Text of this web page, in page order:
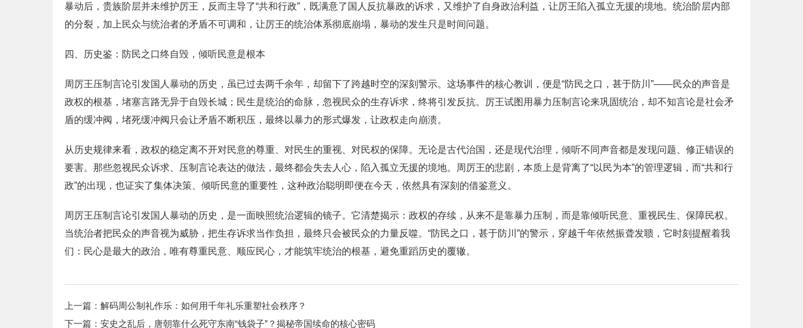
暴动后，贵族阶层并未维护厉王，反而主导了“共和行政”，既满意了国人反抗暴政的诉求，又维护了自身政治利益，让厉王陷入孤立无援的境地。统治阶层内部
的分裂，加上民众与统治者的矛盾不可调和，让厉王的统治体系彻底崩塌，暴动的发生只是时间问题。
四、历史鉴：防民之口终自毁，倾听民意是根本
周厉王压制言论引发国人暴动的历史，虽已过去两千余年，却留下了跨越时空的深刻警示。这场事件的核心教训，便是“防民之口，甚于防川”——民众的声音是
政权的根基，堵塞言路无异于自毁长城；民生是统治的命脉，忽视民众的生存诉求，终将引发反抗。厉王试图用暴力压制言论来巩固统治，却不知言论是社会矛
盾的缓冲阀，堵死缓冲阀只会让矛盾不断积压，最终以暴力的形式爆发，让政权走向崩溃。
从历史规律来看，政权的稳定离不开对民意的尊重、对民生的重视、对民权的保障。无论是古代治国，还是现代治理，倾听不同声音都是发现问题、修正错误的
要害。那些忽视民众诉求、压制言论表达的做法，最终都会失去人心，陷入孤立无援的境地。周厉王的悲剧，本质上是背离了“以民为本”的管理逻辑，而“共和行
政”的出现，也证实了集体决策、倾听民意的重要性，这种政治聪明即便在今天，依然具有深刻的借鉴意义。
周厉王压制言论引发国人暴动的历史，是一面映照统治逻辑的镜子。它清楚揭示：政权的存续，从来不是靠暴力压制，而是靠倾听民意、重视民生、保障民权。
当统治者把民众的声音视为威胁，把生存诉求当作负担，最终只会被民众的力量反噬。“防民之口，甚于防川”的警示，穿越千年依然振聋发聩，它时刻提醒着我
们：民心是最大的政治，唯有尊重民意、顺应民心，才能筑牢统治的根基，避免重蹈历史的覆辙。
上一篇： 解码周公制礼作乐：如何用千年礼乐重塑社会秩序？
下一篇： 安史之乱后，唐朝靠什么死守东南“钱袋子”？揭秘帝国续命的核心密码